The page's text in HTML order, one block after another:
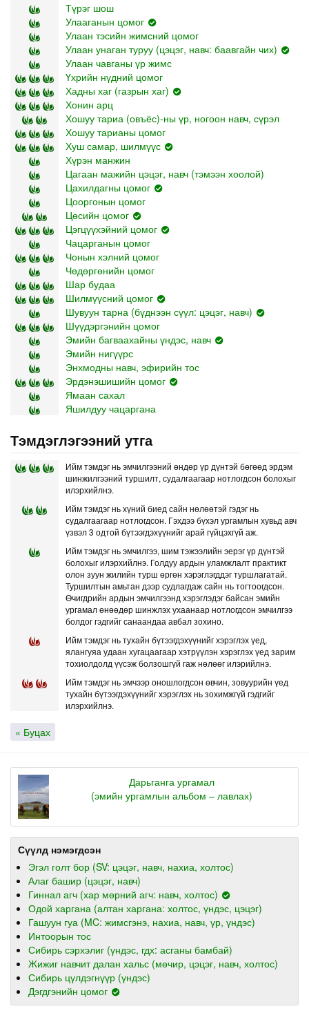
Түрэг шош
Улааганын цомог
Улаан тэсийн жимсний цомог
Улаан унаган туруу (цэцэг, навч: баавгайн чих)
Улаан чавганы үр жимс
Үхрийн нүдний цомог
Хадны хаг (газрын хаг)
Хонин арц
Хошуу тариа (овъёс)-ны үр, ногоон навч, сүрэл
Хошуу тарианы цомог
Хуш самар, шилмүүс
Хүрэн манжин
Цагаан мажийн цэцэг, навч (тэмээн хоолой)
Цахилдагны цомог
Цооргонын цомог
Цөсийн цомог
Цэгцүүхэйний цомог
Чацарганын цомог
Чонын хэлний цомог
Чөдөргөнийн цомог
Шар будаа
Шилмүүсний цомог
Шувуун тарна (бүднээн сүүл: цэцэг, навч)
Шүүдэргэнийн цомог
Эмийн багваахайны үндэс, навч
Эмийн нигүүрс
Энхмодны навч, эфирийн тос
Эрдэнэшишийн цомог
Ямаан сахал
Яшилдуу чацаргана
Тэмдэглэгээний утга
Ийм тэмдэг нь эмчилгээний өндөр үр дүнтэй бөгөөд эрдэм
шинжилгээний туршилт, судалгаагаар нотлогдсон болохыг
илэрхийлнэ.
Ийм тэмдэг нь хүний биед сайн нөлөөтэй гэдэг нь
судалгаагаар нотлогдсон. Гэхдээ бүхэл ургамлын хувьд авч
үзвэл 3 одтой бүтээгдэхүүнийг арай гүйцэхгүй аж.
Ийм тэмдэг нь эмчилгээ, шим тэжээлийн эерэг үр дүнтэй
болохыг илэрхийлнэ. Голдуу ардын уламжлалт практикт
олон зуун жилийн турш өргөн хэрэглэгддэг туршлагатай.
Туршилтын амьтан дээр судлагдаж сайн нь тогтоогдсон.
Өчигдрийн ардын эмчилгээнд хэрэглэдэг байсан эмийн
ургамал өнөөдөр шинжлэх ухаанаар нотлогдсон эмчилгээ
болдог гэдгийг санаандаа авбал зохино.
Ийм тэмдэг нь тухайн бүтээгдэхүүнийг хэрэглэх үед,
ялангуяа удаан хугацаагаар хэтрүүлэн хэрэглэх үед зарим
тохиолдолд үүсэж болзошгүй гаж нөлөөг илэрийлнэ.
Ийм тэмдэг нь эмчээр оношлогдсон өвчин, зовуурийн үед
тухайн бүтээгдэхүүнийг хэрэглэх нь зохимжгүй гэдгийг
илэрхийлнэ.
« Буцах
Дарьганга ургамал
(эмийн ургамлын альбом – лавлах)
Сүүлд нэмэгдсэн
Эгэл голт бор (SV: цэцэг, навч, нахиа, холтос)
Алаг башир (цэцэг, навч)
Гиннал агч (хар мөрний агч: навч, холтос)
Одой харгана (алтан харгана: холтос, үндэс, цэцэг)
Гашуун гуа (MC: жимсгэнэ, нахиа, навч, үр, үндэс)
Интоорын тос
Сибирь сэрхэлиг (үндэс, гдх: асганы бамбай)
Жижиг навчит далан хальс (мөчир, цэцэг, навч, холтос)
Сибирь цүлдэгнүүр (үндэс)
Дэгдгэнийн цомог